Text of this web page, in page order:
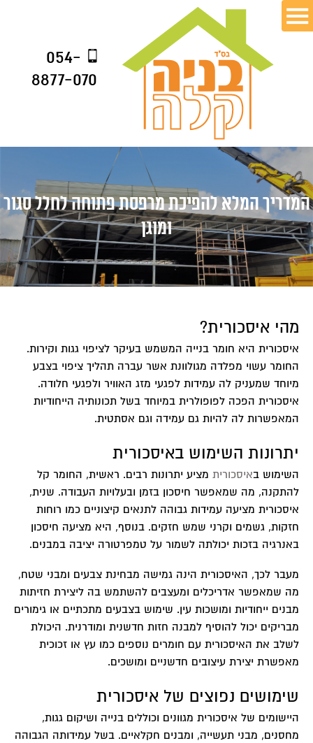
054-
8877-070
המדריך המלא להפיכת מרפסת פתוחה לחלל סגור
ומוגן
מהי איסכורית?
איסכורית היא חומר בנייה המשמש בעיקר לציפוי גגות וקירות.
החומר עשוי מפלדה מגולוונת אשר עברה תהליך ציפוי בצבע
מיוחד שמעניק לה עמידות לפגעי מזג האוויר ולפגעי חלודה.
איסכורית הפכה לפופולרית במיוחד בשל תכונותיה הייחודיות
המאפשרות לה להיות גם עמידה וגם אסתטית.
יתרונות השימוש באיסכורית
השימוש באיסכורית מציע יתרונות רבים. ראשית, החומר קל
להתקנה, מה שמאפשר חיסכון בזמן ובעלויות העבודה. שנית,
איסכורית מציעה עמידות גבוהה לתנאים קיצוניים כמו רוחות
חזקות, גשמים וקרני שמש חזקים. בנוסף, היא מציעה חיסכון
באנרגיה בזכות יכולתה לשמור על טמפרטורה יציבה במבנים.
מעבר לכך, האיסכורית הינה גמישה מבחינת צבעים ומבני שטח,
מה שמאפשר אדריכלים ומעצבים להשתמש בה ליצירת חזיתות
מבנים ייחודיות ומושכות עין. שימוש בצבעים מתכתיים או גימורים
מבריקים יכול להוסיף למבנה חזות חדשנית ומודרנית. היכולת
לשלב את האיסכורית עם חומרים נוספים כמו עץ או זכוכית
מאפשרת יצירת עיצובים חדשניים ומושכים.
שימושים נפוצים של איסכורית
היישומים של איסכורית מגוונים וכוללים בנייה ושיקום גגות,
מחסנים, מבני תעשייה, ומבנים חקלאיים. בשל עמידותה הגבוהה